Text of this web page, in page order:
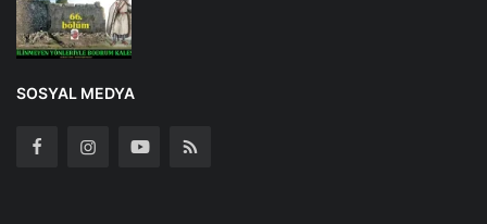
SOSYAL MEDYA